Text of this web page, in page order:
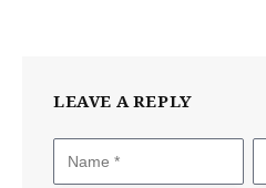
LEAVE A REPLY